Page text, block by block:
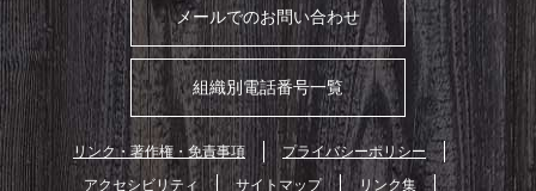
メールでのお問い合わせ
組織別電話番号一覧
リンク・著作権・免責事項
プライバシーポリシー
アクセシビリティ
サイトマップ リンク集